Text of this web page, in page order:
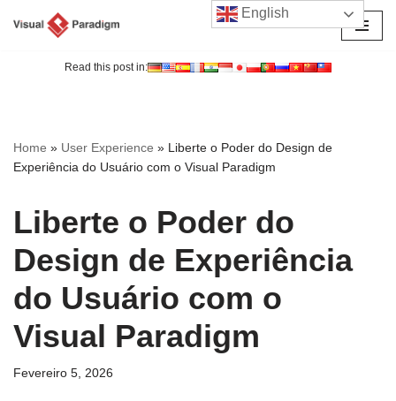
Read this post in:
Home » User Experience » Liberte o Poder do Design de
Experiência do Usuário com o Visual Paradigm
Liberte o Poder do
Design de Experiência
do Usuário com o
Visual Paradigm
Fevereiro 5, 2026
English